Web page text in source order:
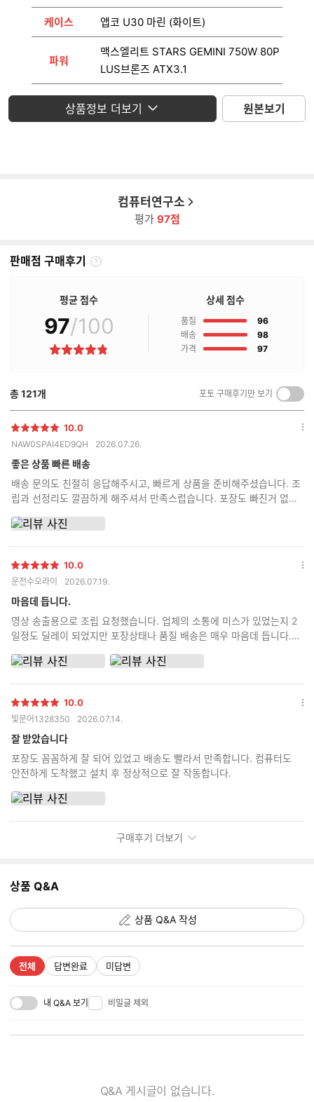
케이스 앱코 U30 마린 (화이트)
파워
맥스엘리트 STARS GEMINI 750W 80P
LUS브론즈 ATX3.1
운영체제 미포함
상품정보 더보기 원본보기
컴퓨터연구소
평가 97점
판매점 구매후기
판
매
후
기
평균 점수
97/100
별
상세 점수
품질 96점
배송
98점
가격
97점
총121개 포토 구매후기만 보기
켜
기/
별
점
10.0
NAW0SPAI4ED9QH 2026.07.26.
좋은 상품 빠른 배송
배송 문의도 친절히 응답해주시고, 빠르게 상품을 준비해주셨습니다. 조
립과 선정리도 깔끔하게 해주셔서 만족스럽습니다. 포장도 빠진거 없이
옵
별
점
10.0
운전수오라이 2026.07.19.
마음데 듭니다.
영상 송출용으로 조립 요청했습니다. 업체의 소통에 미스가 있었는지 2
일정도 딜레이 되었지만 포장상태나 품질 배송은 매우 마음데 듭니다.
사용하겠습니다.
옵
별
점
10.0
빛문어1328350 2026.07.14.
잘 받았습니다
포장도 꼼꼼하게 잘 되어 있었고 배송도 빨라서 만족합니다. 컴퓨터도
안전하게 도착했고 설치 후 정상적으로 잘 작동합니다.
옵
구매후기 더보기
상품 Q&A
상품 Q&A 작성
전체 답변완료 미답변
내 Q&A 보기 비밀글 제외
Q&A 게시글이 없습니다.